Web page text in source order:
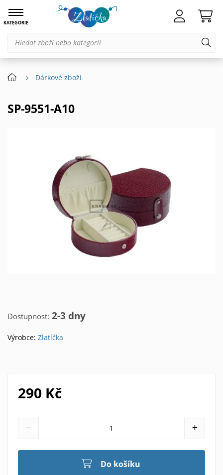
KATEGORIE
Dárkové zboží
SP-9551-A10
Dostupnost: 2-3 dny
Výrobce: Zlatíčka
290 Kč
Do košíku